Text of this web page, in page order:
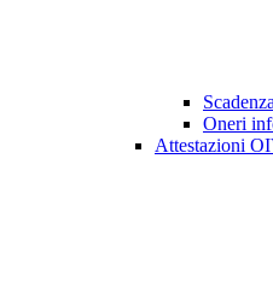
Oneri
Attestazioni